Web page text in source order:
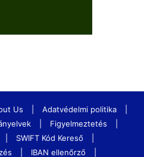
Us Adatvédelmi politika
Figyelmeztetés
SWIFT Kód Kereső
IBAN ellenőrző